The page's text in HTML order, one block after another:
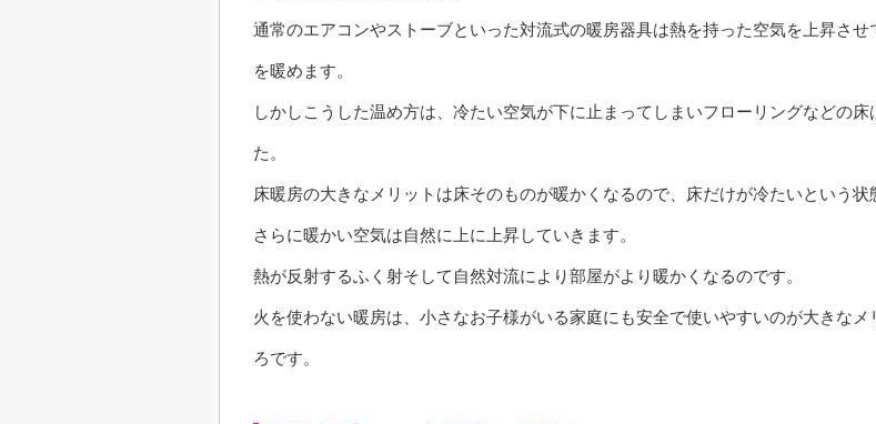
通常のエアコンやストーブといった対流式の暖房器具は熱を持った空気を上昇さ
を暖めます。
しかしこうした温め方は、冷たい空気が下に止まってしまいフローリングなどの
た。
床暖房の大きなメリットは床そのものが暖かくなるので、床だけが冷たいという状
さらに暖かい空気は自然に上に上昇していきます。
熱が反射するふく射そして自然対流により部屋がより暖かくなるのです。
火を使わない暖房は、小さなお子様がいる家庭にも安全で使いやすいのが大きな
ろです。